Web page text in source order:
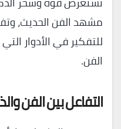
مشهد الفن الحديث،
للتفكير في الأدوار
الفن.
التفاعل بين الفن